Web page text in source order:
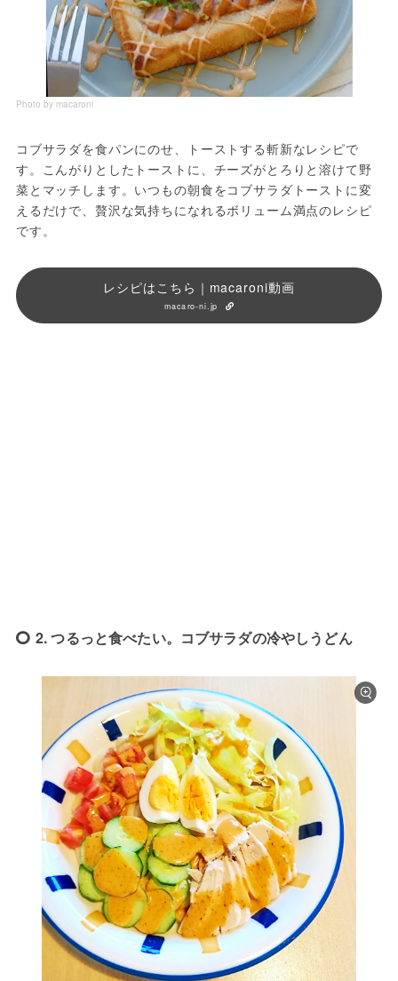
Photo by macaroni
コブサラダを食パンにのせ、トーストする斬新なレシピで
す。こんがりとしたトーストに、チーズがとろりと溶けて野
菜とマッチします。いつもの朝食をコブサラダトーストに変
えるだけで、贅沢な気持ちになれるボリューム満点のレシピ
です。
レシピはこちら｜macaroni動画
macaro-ni.jp
2. つるっと食べたい。コブサラダの冷やしうどん